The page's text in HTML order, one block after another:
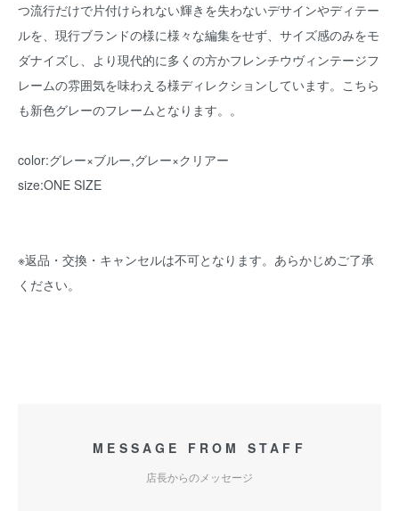
つ流行だけで片付けられない輝きを失わないデサインやディテー
ルを、現行ブランドの様に様々な編集をせず、サイズ感のみをモ
ダナイズし、より現代的に多くの方かフレンチウヴィンテージフ
レームの雰囲気を味わえる様ディレクションしています。こちら
も新色グレーのフレームとなります。。
color:グレー×ブルー,グレー×クリアー
size:ONE SIZE
※返品・交換・キャンセルは不可となります。あらかじめご了承
ください。
MESSAGE FROM STAFF
店長からのメッセージ